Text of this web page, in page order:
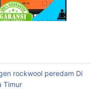
rockwool peredam Di
Timur